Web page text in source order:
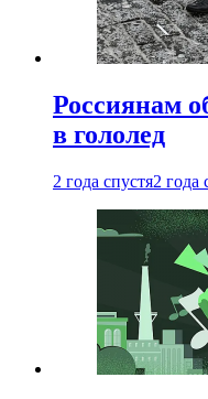
Россиянам
в гололед
2 года спустя2 года